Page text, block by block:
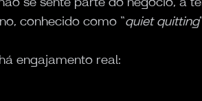
conhecido como “quiet quitting
engajamento real: